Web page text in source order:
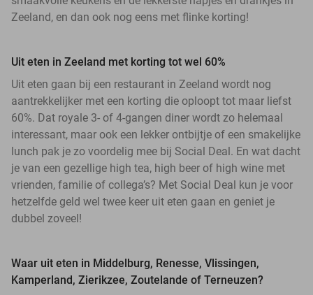
Zeeland, en dan ook nog eens met flinke korting!
Uit eten in Zeeland met korting tot wel 60%
Uit eten gaan bij een restaurant in Zeeland wordt nog
aantrekkelijker met een korting die oploopt tot maar liefst
60%. Dat royale 3- of 4-gangen diner wordt zo helemaal
interessant, maar ook een lekker ontbijtje of een smakelijke
lunch pak je zo voordelig mee bij Social Deal. En wat dacht
je van een gezellige high tea, high beer of high wine met
vrienden, familie of collega’s? Met Social Deal kun je voor
hetzelfde geld wel twee keer uit eten gaan en geniet je
dubbel zoveel!
Waar uit eten in Middelburg, Renesse, Vlissingen,
Kamperland, Zierikzee, Zoutelande of Terneuzen?